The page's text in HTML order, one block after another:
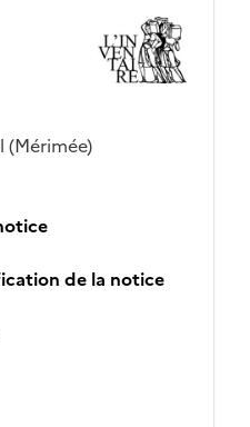
de la notice